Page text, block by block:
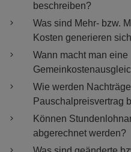
beschreiben?
Was sind Mehr- bzw.
Kosten generieren
Wann macht man eine
Wie werden
Pauschalpreisvertrag
Können
abgerechnet werden?